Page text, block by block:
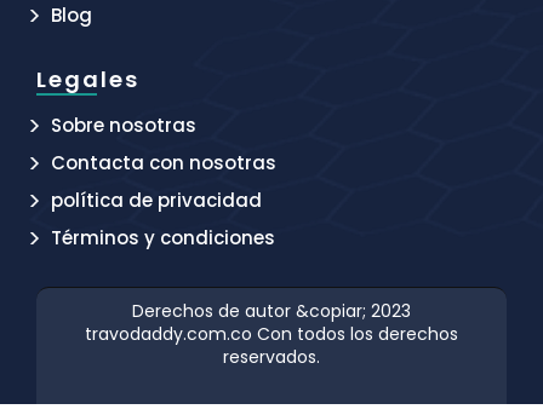
Blog
Legales
Sobre nosotras
Contacta con nosotras
política de privacidad
Términos y condiciones
Derechos de autor &copiar; 2023
travodaddy.com.co Con todos los derechos
reservados.